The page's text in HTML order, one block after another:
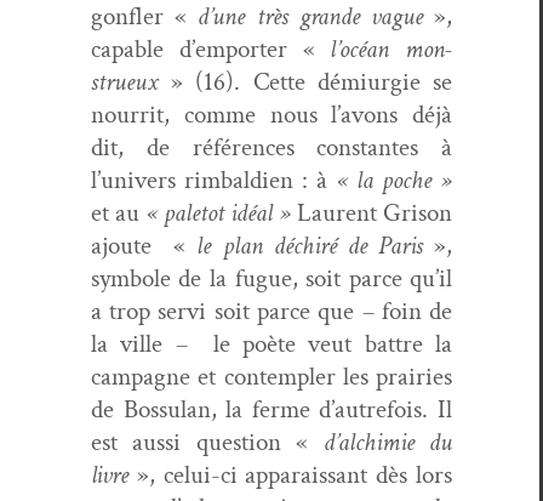
gon­fler « d’une très grande vague»,
capa­ble d’emporter « l’océan mon­
strueux» (16). Cette démi­urgie se
nour­rit, comme nous l’avons déjà
dit, de références con­stantes à
l’univers rim­bal­dien : à « la poche »
et au « pale­tot idéal »Lau­rent Gri­son
ajoute « le plan déchiré de Paris»,
sym­bole de la fugue, soit parce qu’il
a trop servi soit parce que – foin de
la ville –
le poète veut bat­tre la
cam­pagne et con­tem­pler les prairies
de Bossu­lan, la ferme d’autrefois. Il
est aus­si ques­tion « d’alchimie du
livre», celui-ci appa­rais­sant dès lors